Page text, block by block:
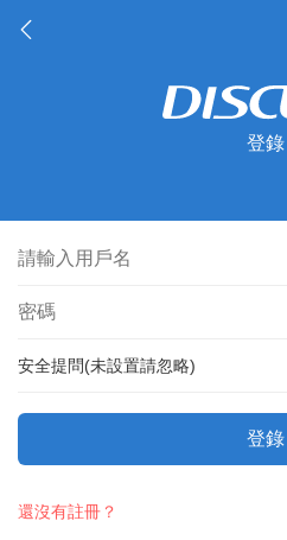
登錄
安全提問(未設置請忽略)
登錄
還沒有註冊？